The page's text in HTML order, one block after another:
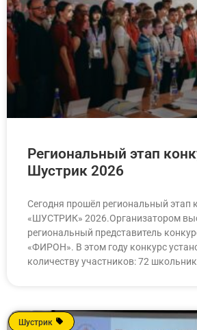
Региональный этап
Шустрик 2026
Сегодня прошёл региональный этап
«ШУСТРИК» 2026.Организатором
региональный представитель
«ФИРОН». В этом году конкурс
количеству участников: 72
Шустрик